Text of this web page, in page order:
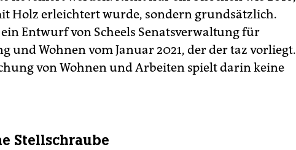
Holz erleichtert wurde, sondern grundsätzlich.
Entwurf von Scheels Senatsverwaltung für
und Wohnen vom Januar 2021, der der taz vorliegt.
von Wohnen und Arbeiten spielt darin keine
Stellschraube